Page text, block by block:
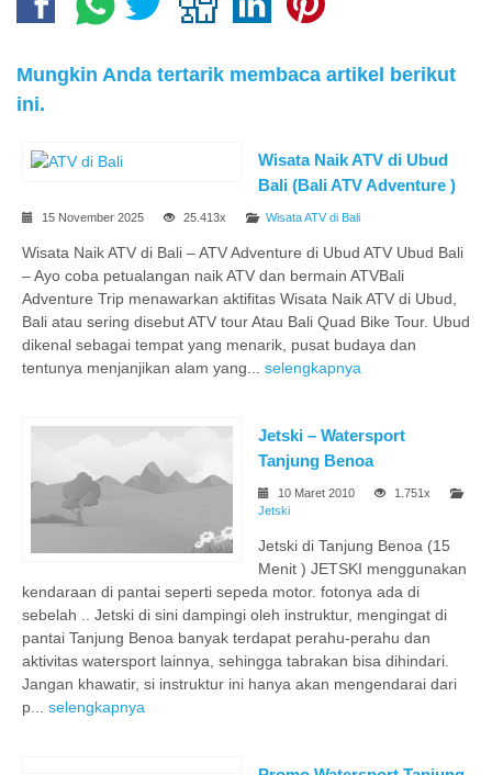
Mungkin Anda tertarik membaca artikel berikut
ini.
Wisata Naik ATV di Ubud
Bali (Bali ATV Adventure )
15 November 2025 25.413x Wisata ATV di Bali
Wisata Naik ATV di Bali – ATV Adventure di Ubud ATV Ubud Bali
– Ayo coba petualangan naik ATV dan bermain ATVBali
Adventure Trip menawarkan aktifitas Wisata Naik ATV di Ubud,
Bali atau sering disebut ATV tour Atau Bali Quad Bike Tour. Ubud
dikenal sebagai tempat yang menarik, pusat budaya dan
tentunya menjanjikan alam yang... selengkapnya
Jetski – Watersport
Tanjung Benoa
10 Maret 2010
1.751x
Jetski
Jetski di Tanjung Benoa (15
Menit ) JETSKI menggunakan
kendaraan di pantai seperti sepeda motor. fotonya ada di
sebelah .. Jetski di sini dampingi oleh instruktur, mengingat di
pantai Tanjung Benoa banyak terdapat perahu-perahu dan
aktivitas watersport lainnya, sehingga tabrakan bisa dihindari.
Jangan khawatir, si instruktur ini hanya akan mengendarai dari
p... selengkapnya